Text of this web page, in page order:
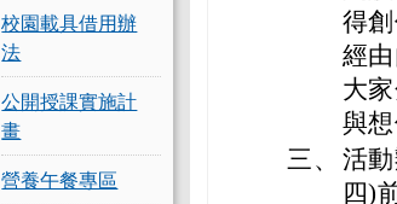
校園載具借用辦
法
公開授課實施計
畫
營養午餐專區
得
經
大
與想
三、 活
四)